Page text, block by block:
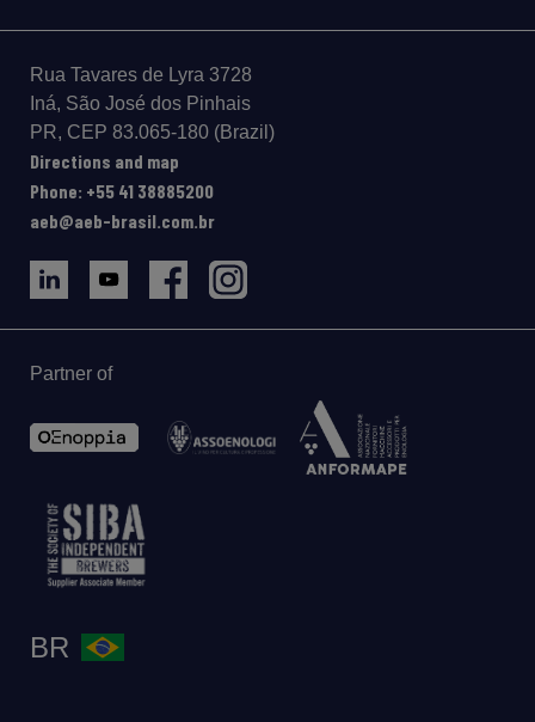
Rua Tavares de Lyra 3728
Iná, São José dos Pinhais
PR, CEP 83.065-180 (Brazil)
Directions and map
Phone: +55 41 38885200
aeb@aeb-brasil.com.br
Partner of
BR